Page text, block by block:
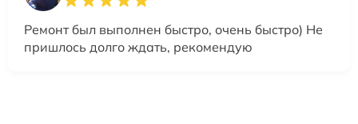
Ремонт был выполнен быстро, очень быстро) Не
пришлось долго ждать, рекомендую